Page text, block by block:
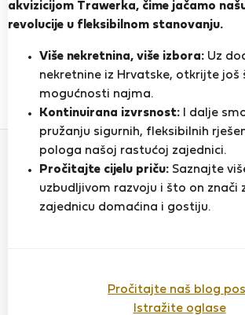
akvizicijom Trawerka, čime jačamo
revolucije u fleksibilnom stanovanju.
Više nekretnina, više izbora: Uz
nekretnine iz Hrvatske, otkrijte još
mogućnosti najma.
Kontinuirana izvrsnost: I dalje
pružanju sigurnih, fleksibilnih
pologa našoj rastućoj zajednici.
Pročitajte cijelu priču: Saznajte
uzbudljivom razvoju i što on znači
zajednicu domaćina i gostiju.
Pročitajte naš blog
Istražite oglase
Lisabon
PRIKAŽI ŽIVOTOPIS
Ocjena i reference
0
Ocjena